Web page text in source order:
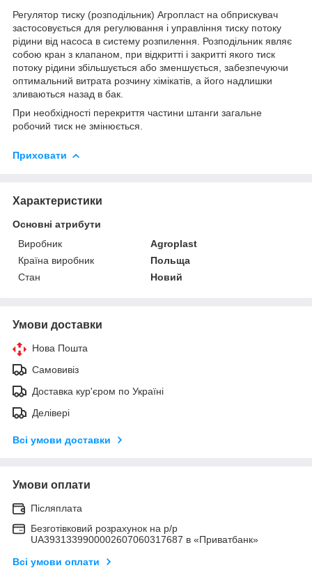
Регулятор тиску (розподільник) Агропласт на обприскувач
застосовується для регулювання і управління тиску потоку
рідини від насоса в систему розпилення. Розподільник являє
собою кран з клапаном, при відкритті і закритті якого тиск
потоку рідини збільшується або зменшується, забезпечуючи
оптимальний витрата розчину хімікатів, а його надлишки
зливаються назад в бак.
При необхідності перекриття частини штанги загальне
робочий тиск не змінюється.
Приховати
Характеристики
Основні атрибути
Виробник
Agroplast
Країна виробник
Польща
Стан
Новий
Умови доставки
Нова Пошта
Самовивіз
Доставка кур'єром по Україні
Делівері
Всі умови доставки
Умови оплати
Післяплата
Безготівковий розрахунок на р/р
UA3931339900002607060317687 в «Приватбанк»
Всі умови оплати